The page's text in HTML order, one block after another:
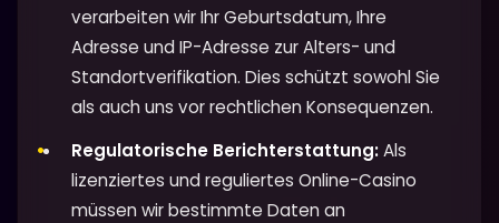
verarbeiten wir Ihr Geburtsdatum, Ihre
Adresse und IP-Adresse zur Alters- und
Standortverifikation. Dies schützt sowohl Sie
als auch uns vor rechtlichen Konsequenzen.
Regulatorische Berichterstattung:Als
lizenziertes und reguliertes Online-Casino
müssen wir bestimmte Daten an